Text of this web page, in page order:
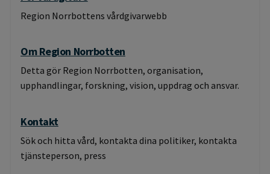
Region Norrbottens vårdgivarwebb
Om Region Norrbotten
Detta gör Region Norrbotten, organisation,
upphandlingar, forskning, vision, uppdrag och ansvar.
Kontakt
Sök och hitta vård, kontakta dina politiker, kontakta
tjänsteperson, press